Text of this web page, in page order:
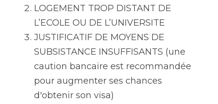
LOGEMENT TROP DISTANT DE
L’ECOLE OU DE L’UNIVERSITE
JUSTIFICATIF DE MOYENS DE
SUBSISTANCE INSUFFISANTS (une
caution bancaire est recommandée
pour augmenter ses chances
d'obtenir son visa)